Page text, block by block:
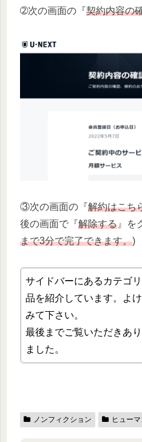
➁次の画面の『契約内容の
③次の画面の『解約はこち
後の画面で『解除する 』を
まで3分で完了できます。)
サイドバーにあるカテゴ
品を紹介しています。よ
みて下さい。
最後までご覧いただきあ
ました。
ノンフィクション ヒューマ